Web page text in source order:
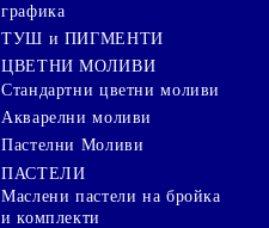
графика
ТУШ и ПИГМЕНТИ
ЦВЕТНИ МОЛИВИ
Стандартни цветни моливи
Акварелни моливи
Пастелни Моливи
ПАСТЕЛИ
Маслени пастели на бройка
и комплекти